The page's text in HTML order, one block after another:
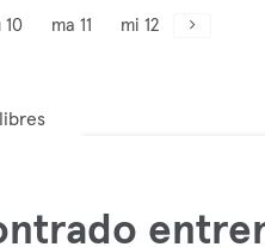
10 ma 11 mi 12